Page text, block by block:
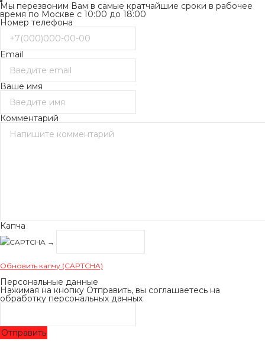
Мы перезвоним Вам в самые кратчайшие сроки в рабочее
время по Москве с 10:00 до 18:00
Номер телефона
Email
Ваше имя
Комментарий
Капча
→
Обновить капчу (CAPTCHA)
Персональные данные
Нажимая на кнопку Отправить, вы соглашаетесь на
обработку персональных данных
Отправить